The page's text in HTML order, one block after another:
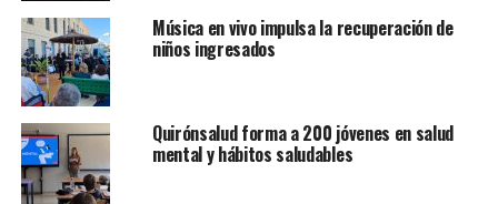
Música en vivo impulsa la recuperación de
niños ingresados
Quirónsalud forma a 200 jóvenes en salud
mental y hábitos saludables